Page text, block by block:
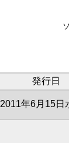
発行日
2011年6月15日